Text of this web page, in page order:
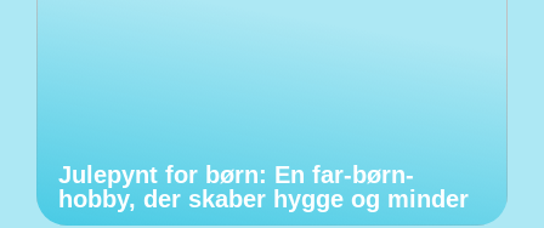
Julepynt for børn: En far-børn-
hobby, der skaber hygge og minder